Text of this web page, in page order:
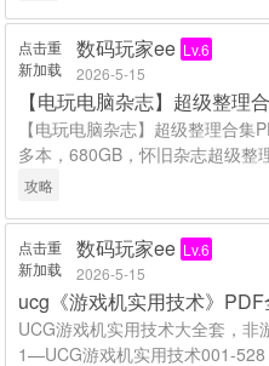
点击重
新加载
数码玩家ee Lv.6
2026-5-15
【电玩电脑杂志】超级整理
【电玩电脑杂志】超级整理合
多本，680GB，怀旧杂志超级整
攻略
点击重
新加载
数码玩家ee Lv.6
2026-5-15
ucg《游戏机实用技术》
UCG游戏机实用技术大全套，非
1—UCG游戏机实用技术001-